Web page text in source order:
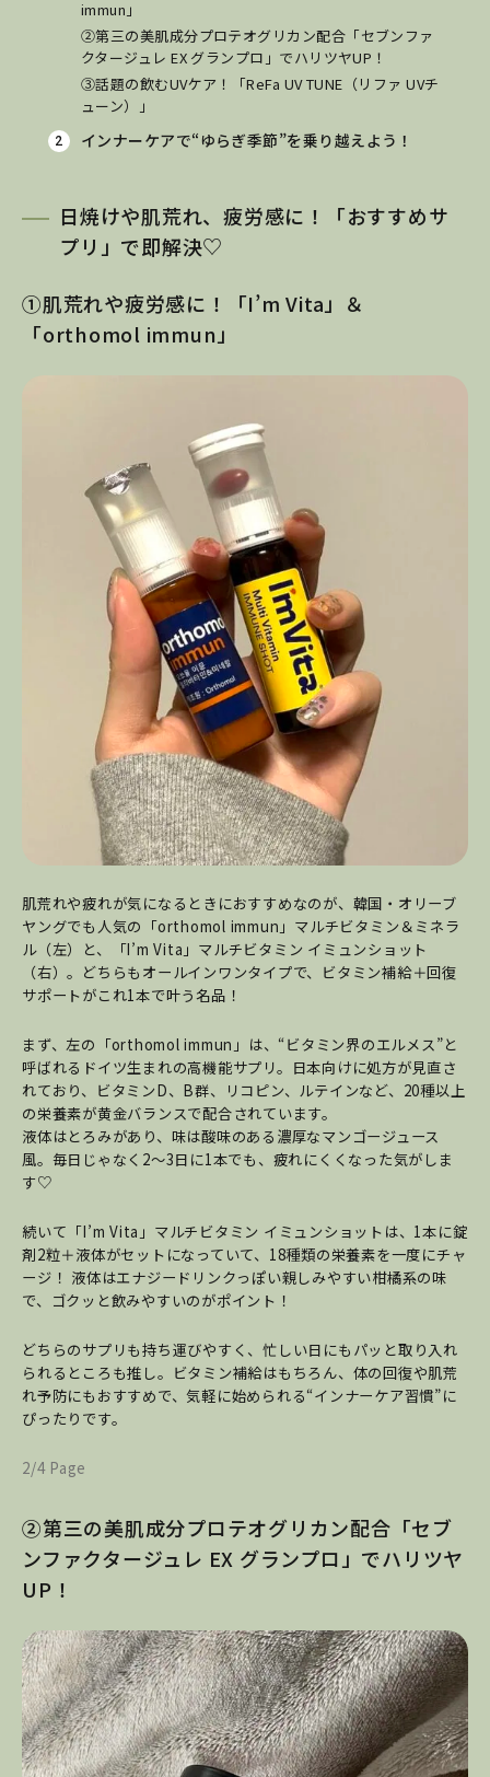
immun」
②第三の美肌成分プロテオグリカン配合「セブンファ
クタージュレ EX グランプロ」でハリツヤUP！
③話題の飲むUVケア！「ReFa UV TUNE（リファ UVチ
ューン）」
インナーケアで“ゆらぎ季節”を乗り越えよう！
日焼けや肌荒れ、疲労感に！「おすすめサ
プリ」で即解決♡
①肌荒れや疲労感に！「I’m Vita」＆
「orthomol immun」
肌荒れや疲れが気になるときにおすすめなのが、韓国・オリーブ
ヤングでも人気の「orthomol immun」マルチビタミン＆ミネラ
ル（左）と、「I’m Vita」マルチビタミン イミュンショット
（右）。どちらもオールインワンタイプで、ビタミン補給＋回復
サポートがこれ1本で叶う名品！
まず、左の「orthomol immun」は、“ビタミン界のエルメス”と
呼ばれるドイツ生まれの高機能サプリ。日本向けに処方が見直さ
れており、ビタミンD、B群、リコピン、ルテインなど、20種以上
の栄養素が黄金バランスで配合されています。
液体はとろみがあり、味は酸味のある濃厚なマンゴージュース
風。毎日じゃなく2～3日に1本でも、疲れにくくなった気がしま
す♡
続いて「I’m Vita」マルチビタミン イミュンショットは、1本に錠
剤2粒＋液体がセットになっていて、18種類の栄養素を一度にチャ
ージ！ 液体はエナジードリンクっぽい親しみやすい柑橘系の味
で、ゴクッと飲みやすいのがポイント！
どちらのサプリも持ち運びやすく、忙しい日にもパッと取り入れ
られるところも推し。ビタミン補給はもちろん、体の回復や肌荒
れ予防にもおすすめで、気軽に始められる“インナーケア習慣”に
ぴったりです。
2/4 Page
②第三の美肌成分プロテオグリカン配合「セブ
ンファクタージュレ EX グランプロ」でハリツヤ
UP！